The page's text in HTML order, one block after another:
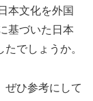
本文化を外国
基づいた日本
でしょうか。
ぜひ参考にして